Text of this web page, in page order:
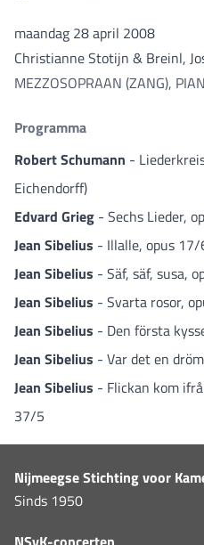
maandag 28 april 2008
Christianne Stotijn & Breinl,
MEZZOSOPRAAN (ZANG),
Programma
Robert Schumann -
Eichendorff)
Edvard Grieg - Sechs Lieder,
Jean Sibelius - Illalle, opus
Jean Sibelius - Säf, säf, susa,
Jean Sibelius - Svarta rosor,
Jean Sibelius - Den första
Jean Sibelius - Var det en
Jean Sibelius - Flickan kom
37/5
Nijmeegse Stichting voor
Sinds 1950